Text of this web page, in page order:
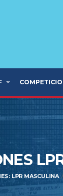
LPR MASCULINA